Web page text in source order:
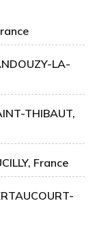
LA-
THIBAUT,
France